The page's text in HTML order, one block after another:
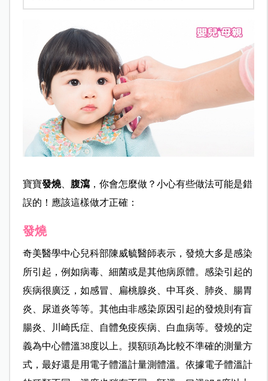
寶寶發燒、 腹瀉，你會怎麼做？小心有些做法可能是錯
誤的！應該這樣做才正確：
發燒
奇美醫學中心兒科部陳威毓醫師表示，發燒大多是感染
所引起，例如病毒、細菌或是其他病原體。感染引起的
疾病很廣泛，如感冒、扁桃腺炎、中耳炎、肺炎、腸胃
炎、尿道炎等等。其他由非感染原因引起的發燒則有盲
腸炎、川崎氏症、自體免疫疾病、白血病等。發燒的定
義為中心體溫38度以上。摸額頭為比較不準確的測量方
式，最好還是用電子體溫計量測體溫。依據電子體溫計